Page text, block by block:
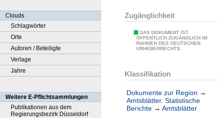
Clouds
Schlagwörter
Orte
Autoren / Beteiligte
Verlage
Jahre
Weitere E-Pflichtsammlungen
Publikationen aus dem
Regierungsbezirk Düsseldorf
Zugänglichkeit
DAS DOKUMENT IST
ÖFFENTLICH ZUGÄNGLICH IM
RAHMEN DES DEUTSCHEN
URHEBERRECHTS.
Klassifikation
Dokumente zur Region →
Amtsblätter. Statistische
Berichte → Amtsblätter